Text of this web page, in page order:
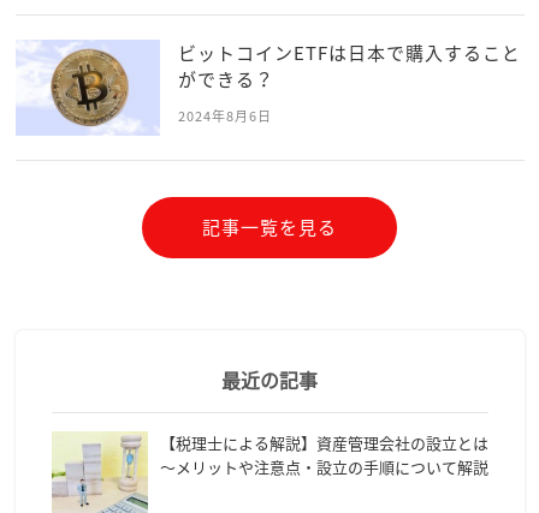
ビットコインETFは日本で購入すること
ができる？
2024年8月6日
記事一覧を見る
最近の記事
【税理士による解説】資産管理会社の設立とは
～メリットや注意点・設立の手順について解説